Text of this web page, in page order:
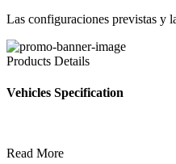
Las configuraciones previstas y
Products Details
Vehicles Specification
Read More